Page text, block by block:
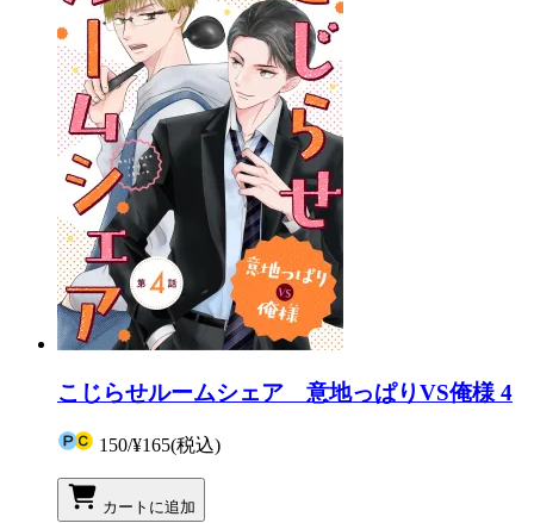
こじらせルームシェア 意地っぱりVS俺様 4
150/¥165(税込)
カートに追加